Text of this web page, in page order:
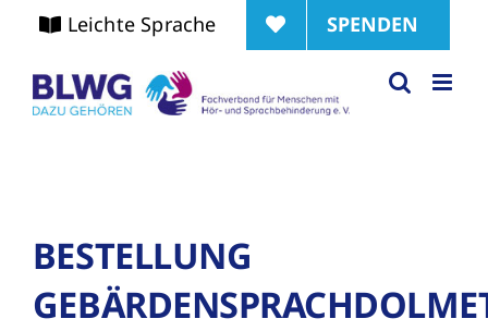
Zum
springen
Leichte Sprache SPENDEN
BESTELLUNG